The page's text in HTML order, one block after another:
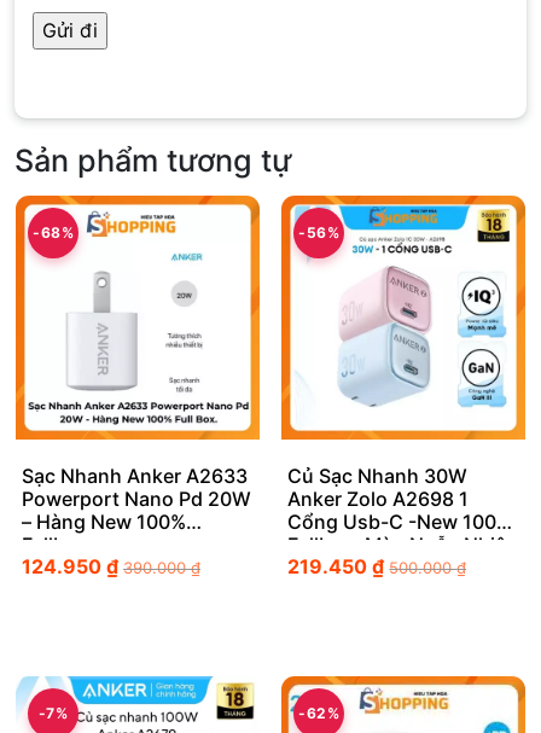
Sản phẩm tương tự
-68%
Sạc Nhanh Anker A2633
Powerport Nano Pd 20W
– Hàng New 100%
Fullbox
124.950 ₫ 390.000₫
-56%
Củ Sạc Nhanh 30W
Anker Zolo A2698 1
Cổng Usb-C -New 100%
Fullbox, Màu Ngẫu Nhiên
219.450₫ 500.000₫
-7% -62%